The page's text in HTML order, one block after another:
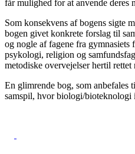
får mulighed for at anvende deres
Som konsekvens af bogens sigte
bogen givet konkrete forslag til
og nogle af fagene fra
psykologi, religion og
metodiske overvejelser hertil
En glimrende bog, som anbefales
samspil, hvor biologi/bioteknologi